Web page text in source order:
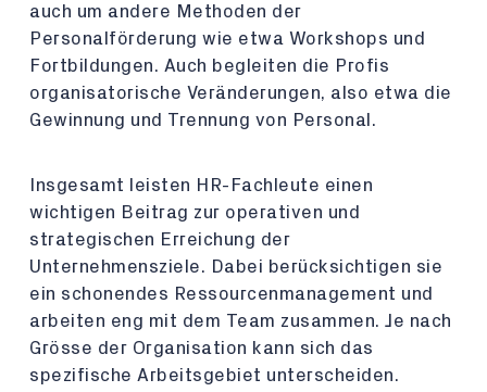
auch um andere Methoden der
Personalförderung wie etwa Workshops und
Fortbildungen. Auch begleiten die Profis
organisatorische Veränderungen, also etwa die
Gewinnung und Trennung von Personal.
Insgesamt leisten HR-Fachleute einen
wichtigen Beitrag zur operativen und
strategischen Erreichung der
Unternehmensziele. Dabei berücksichtigen sie
ein schonendes Ressourcenmanagement und
arbeiten eng mit dem Team zusammen. Je nach
Grösse der Organisation kann sich das
spezifische Arbeitsgebiet unterscheiden.